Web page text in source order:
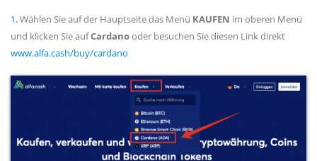
1.Wählen Sie auf der Hauptseite das Menü KAUFEN im oberen Menü
und klicken Sie aufCardanooder besuchen Sie diesen Link direkt
www.alfa.cash/buy/cardano